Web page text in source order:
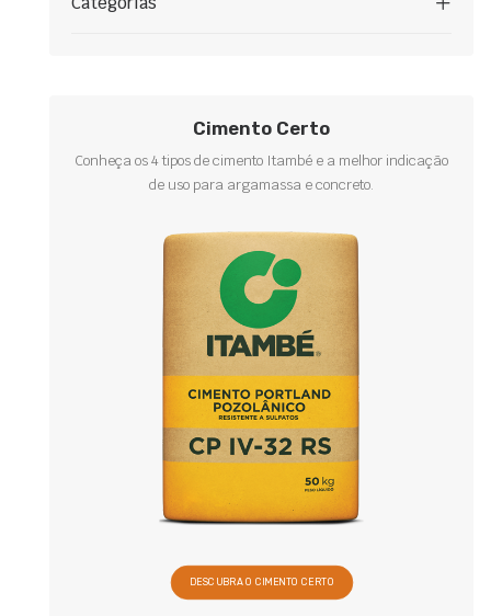
Cimento Certo
Conheça os 4 tipos de cimento Itambé e a melhor indicação
de uso para argamassa e concreto.
DESCUBRA O CIMENTO CERTO